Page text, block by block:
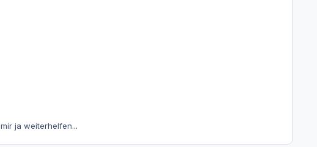
ja weiterhelfen...